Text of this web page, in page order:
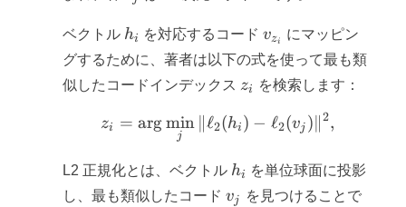
ベクトル h_i
hi を対応するコードv_{z_i}
vzi
にマッピン
グするために、著者は以下の式を使って最も類
似したコードインデックス z_i
zi を検索します：
z_i = \arg\min_j \|
zi = arg
j
min ℓ2(hi ) − ℓ2(vj ) ∥2,
L2 正規化とは、ベクトル h_i
hi
を単位球面に投影
し、最も類似したコードv_j
vj
を見つけることで